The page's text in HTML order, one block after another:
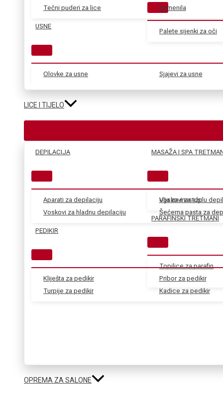
Tečni puderi za lice
Rumenila
USNE
Olovke za usne Sjajevi za usne
Palete sijenki za oči
LICE I TIJELO
DEPILACIJA
Aparati za depilaciju
Voskovi za hladnu depilaciju
Voskovi za toplu
Šećerna pasta za
PEDIKIR
Kliješta za pedikir
Turpije za pedikir
Pribor za pedikir
Kadice za pedikir
MASAŽA I SPA
Ulja za masažu
PARAFINSKI TRETMANI
Topilice za parafin
OPREMA ZA SALONE